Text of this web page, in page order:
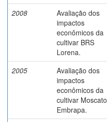
2008
Avaliação dos
impactos
econômicos da
cultivar BRS
Lorena.
2005
Avaliação dos
impactos
econômicos da
cultivar Moscato
Embrapa.